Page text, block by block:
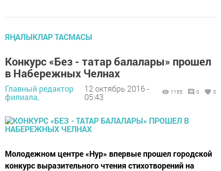
ЯҢАЛЫКЛАР ТАСМАСЫ
Конкурс «Без - татар балалары» прошел
в Набережных Челнах
Главный редактор
филиала,
12 октябрь 2016 -
05:43
1155 0 0
Молодежном центре «Нур» впервые прошел городской
конкурс выразительного чтения стихотворений на